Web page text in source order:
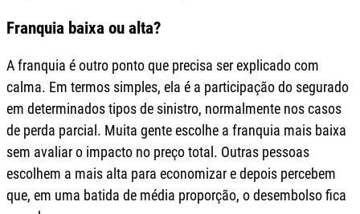
Franquia baixa ou alta?
A franquia é outro ponto que precisa ser explicado com
calma. Em termos simples, ela é a participação do segurado
em determinados tipos de sinistro, normalmente nos casos
de perda parcial. Muita gente escolhe a franquia mais baixa
sem avaliar o impacto no preço total. Outras pessoas
escolhem a mais alta para economizar e depois percebem
que, em uma batida de média proporção, o desembolso fica